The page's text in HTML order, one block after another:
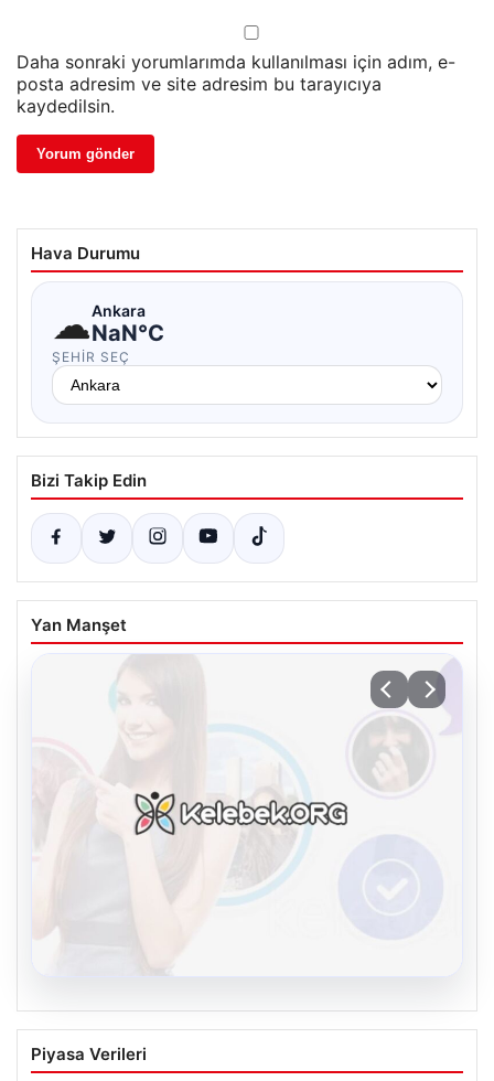
Daha sonraki yorumlarımda kullanılması için adım, e-
posta adresim ve site adresim bu tarayıcıya
kaydedilsin.
Hava Durumu
☁Ankara
NaN°C
ŞEHIR SEÇ
Bizi Takip Edin
Yan Manşet
08.08.2026
Kelebek sohbet platformu İle Çevrim içi
İletişimin Seviyeli Adresi Ve Muhabbet
Piyasa Verileri